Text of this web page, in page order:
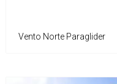
Vento Norte Paraglider